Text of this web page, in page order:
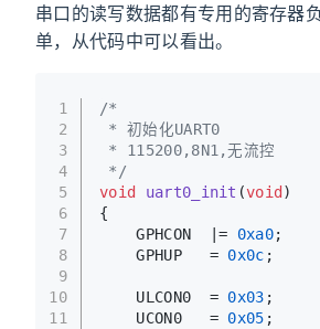
串口的读写数据都有专用的寄存器
单，从代码中可以看出。
1
2
3
4
5
6
7
8
9
10
11
/*
* 初始化UART0
* 115200,8N1,无流控
*/
void
uart0_init (void )
{
    GPHCON  |=
0xa0;
    GPHUP   =
0x0c ;
    ULCON0  =
0x03 ;
    UCON0   =
0x05 ;